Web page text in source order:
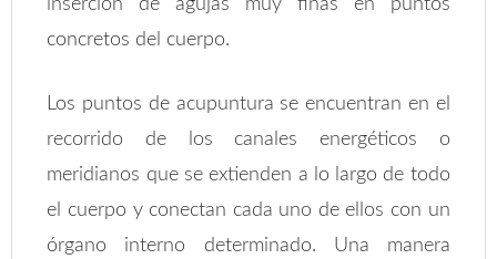
inserción de agujas muy finas en puntos
concretos del cuerpo.
Los puntos de acupuntura se encuentran en el
recorrido de los canales energéticos o
meridianos que se extienden a lo largo de todo
el cuerpo y conectan cada uno de ellos con un
órgano interno determinado. Una manera